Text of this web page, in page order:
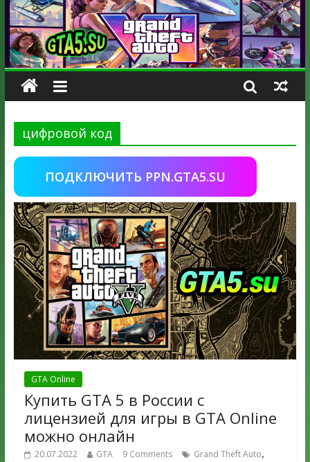
цифровой код
ПОДКЛЮЧИТЬ PPN.GTA5.SU
GTA Online
Купить GTA 5 в России с
лицензией для игры в GTA Online
можно онлайн
20.07.2022 GTA 9 Comments Grand Theft Auto,